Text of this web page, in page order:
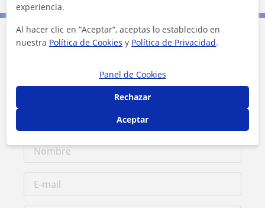
Contacta con Miguel
Tarifa 25€/h
experiencia.
Al hacer clic en “Aceptar”, aceptas lo establecido en
nuestra Política de Cookies y Política de Privacidad.
Panel de Cookies
Rechazar
Aceptar